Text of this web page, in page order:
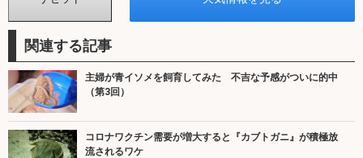
関連する記事
主婦が青イソメを飼育してみた 不吉な予感がついに的中
（第3回）
コロナワクチン需要が増大すると『カブトガニ』が積極放
流されるワケ